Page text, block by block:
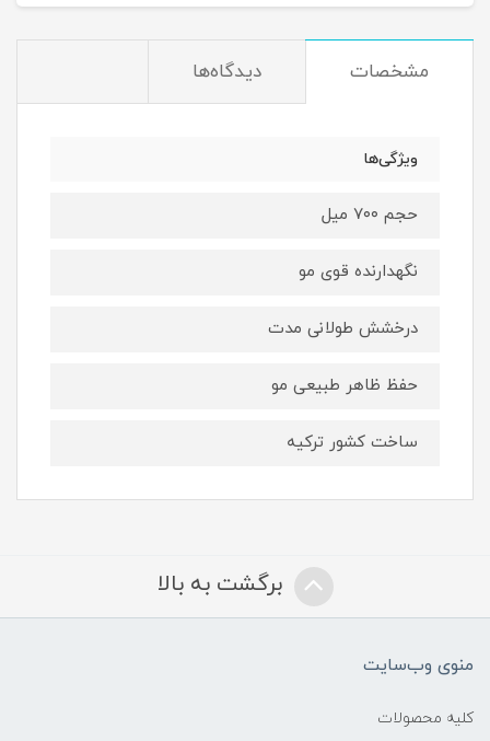
مشخصات دیدگاه‌ها
ویژگی‌ها
حجم ۷۰۰ میل
نگهدارنده قوی مو
درخشش طولانی مدت
حفظ ظاهر طبیعی مو
ساخت کشور ترکیه
برگشت به بالا
منوی وب‌سایت
کلیه محصولات